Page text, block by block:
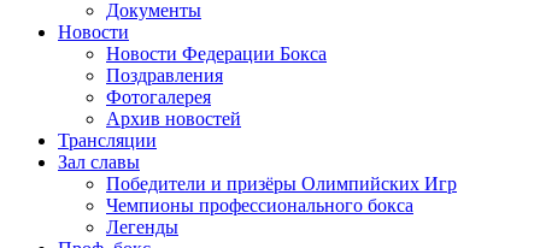
Документы
Новости
Новости Федерации Бокса
Поздравления
Фотогалерея
Архив новостей
Трансляции
Зал славы
Победители и призёры Олимпийских Игр
Чемпионы профессионального бокса
Легенды